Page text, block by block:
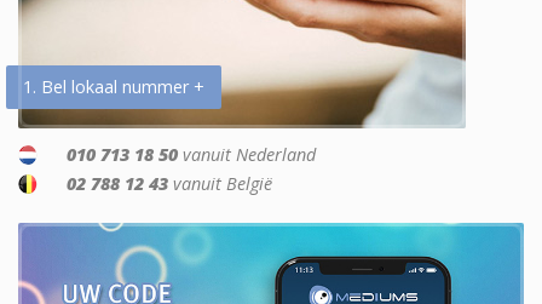
1. Bel lokaal nummer +
010 713 18 50 vanuit Nederland
02 788 12 43 vanuit België